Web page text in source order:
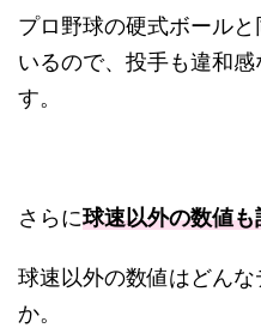
プロ野球の硬式ボール
いるので、投手も違和
す。
さらに球速以外の数値も
球速以外の数値はどん
か。